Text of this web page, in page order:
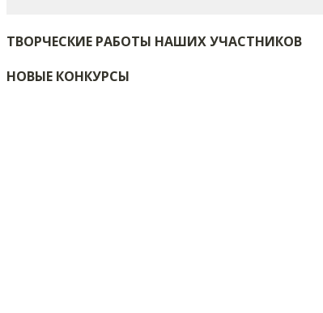
ТВОРЧЕСКИЕ РАБОТЫ НАШИХ УЧАСТНИКОВ
НОВЫЕ КОНКУРСЫ